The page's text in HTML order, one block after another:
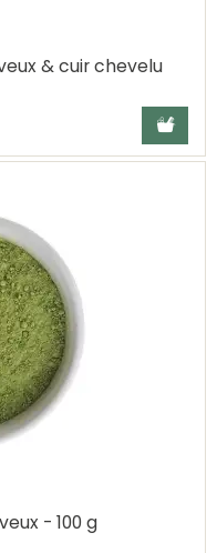
& cuir chevelu
Ajouter
- 100 g